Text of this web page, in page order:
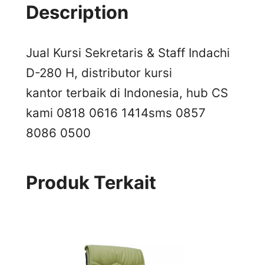
Description
Jual Kursi Sekretaris & Staff Indachi
D-280 H, distributor kursi
kantor terbaik di Indonesia, hub CS
kami 0818 0616 1414sms 0857
8086 0500
Produk Terkait